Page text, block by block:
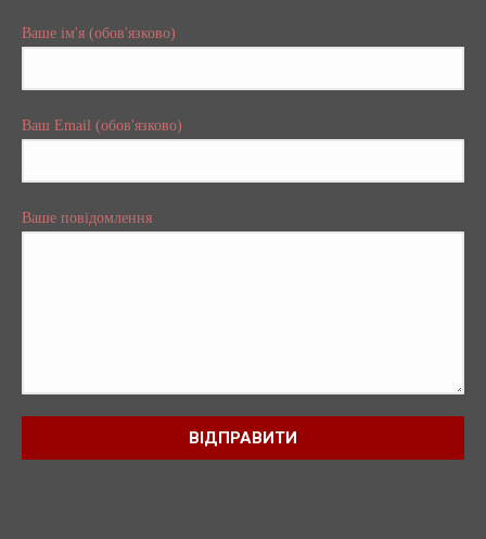
Ваше ім'я (обов'язково)
Ваш Email (обов'язково)
Ваше повідомлення